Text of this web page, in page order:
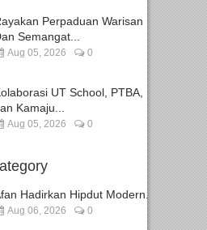
Perpaduan Warisan
Semangat...
Aug 05, 2026 0
UT School, PTBA,
Kamaju...
Aug 05, 2026 0
Hadirkan Hipdut Modern...
Aug 06, 2026 0